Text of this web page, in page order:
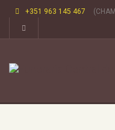
+351 963 145 467